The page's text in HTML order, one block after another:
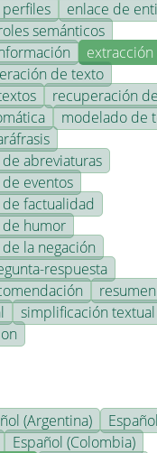
enlace de
semánticos
de texto
recuperación
modelado de
abreviaturas
eventos
factualidad
humor
la negación
respuesta
simplificación textual
(Argentina)
Español (Colombia)